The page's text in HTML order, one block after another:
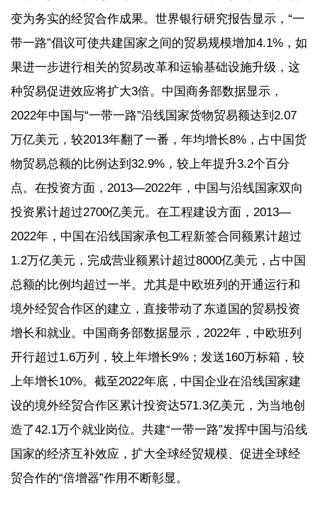
变为务实的经贸合作成果。世界银行研究报告显示，“一
带一路”倡议可使共建国家之间的贸易规模增加4.1%，如
果进一步进行相关的贸易改革和运输基础设施升级，这
种贸易促进效应将扩大3倍。中国商务部数据显示，
2022年中国与“一带一路”沿线国家货物贸易额达到2.07
万亿美元，较2013年翻了一番，年均增长8%，占中国货
物贸易总额的比例达到32.9%，较上年提升3.2个百分
点。在投资方面，2013—2022年，中国与沿线国家双向
投资累计超过2700亿美元。在工程建设方面，2013—
2022年，中国在沿线国家承包工程新签合同额累计超过
1.2万亿美元，完成营业额累计超过8000亿美元，占中国
总额的比例均超过一半。尤其是中欧班列的开通运行和
境外经贸合作区的建立，直接带动了东道国的贸易投资
增长和就业。中国商务部数据显示，2022年，中欧班列
开行超过1.6万列，较上年增长9%；发送160万标箱，较
上年增长10%。截至2022年底，中国企业在沿线国家建
设的境外经贸合作区累计投资达571.3亿美元，为当地创
造了42.1万个就业岗位。共建“一带一路”发挥中国与沿线
国家的经济互补效应，扩大全球经贸规模、促进全球经
贸合作的“倍增器”作用不断彰显。